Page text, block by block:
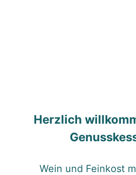
Herzlich
Wein und Feinkost